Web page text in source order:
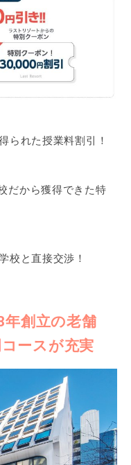
られた授業料割引！
だから獲得できた特
校と直接交渉！
年創立の老舗
ースが充実